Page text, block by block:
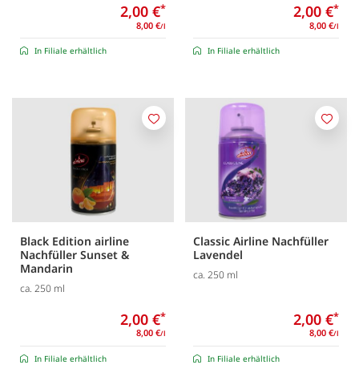
2,00 €*
8,00 €/l
In Filiale erhältlich
2,00 €*
8,00 €/l
In Filiale erhältlich
Black Edition airline
Nachfüller Sunset &
Mandarin
ca. 250 ml
2,00 €*
8,00 €/l
In Filiale erhältlich
Merken
Classic Airline Nachfüller
Lavendel
ca. 250 ml
2,00 €*
8,00 €/l
In Filiale erhältlich